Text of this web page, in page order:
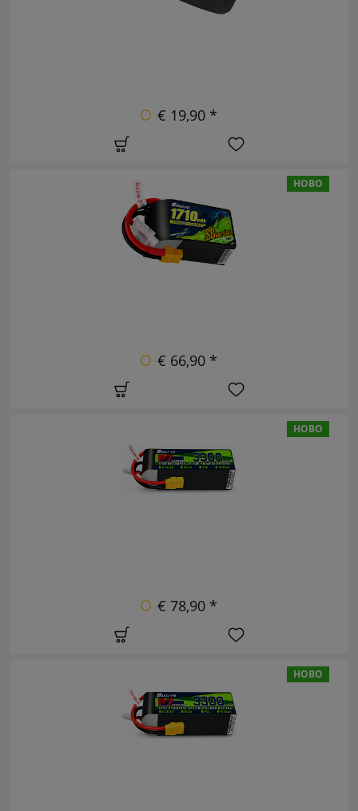
€ 19,90 *
НОВО
€ 66,90 *
НОВО
€ 78,90 *
НОВО